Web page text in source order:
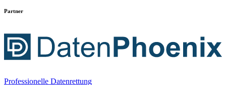
Partner
Professionelle Datenrettung